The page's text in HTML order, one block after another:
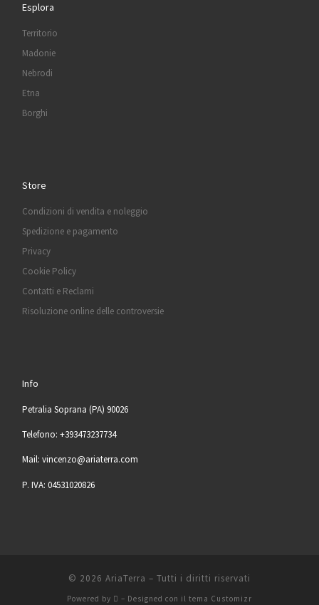
Esplora
Territorio
Madonie
Nebrodi
Etna
Borghi
Store
Condizioni di vendita e noleggio
Spedizione e pagamento
Privacy
Cookie Policy
Contatti e Reclami
Risoluzione online delle controversie
Info
Petralia Soprana (PA) 90026
Telefono: +393473237734
Mail: vincenzo@ariaterra.com
P. IVA: 04531020826
© 2026 AriaTerra – Tutti i diritti riservati
Powered by – Designed con il tema Customizr